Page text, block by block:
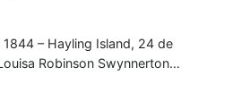
– Hayling Island, 24 de
Robinson Swynnerton…